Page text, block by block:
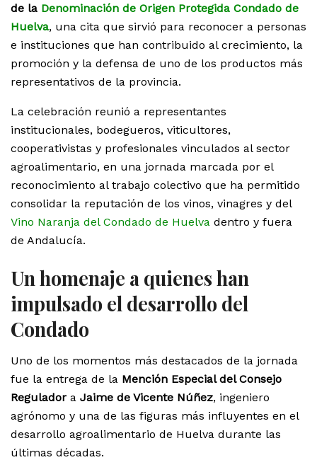
de la Denominación de Origen Protegida Condado de
Huelva, una cita que sirvió para reconocer a personas
e instituciones que han contribuido al crecimiento, la
promoción y la defensa de uno de los productos más
representativos de la provincia.
La celebración reunió a representantes
institucionales, bodegueros, viticultores,
cooperativistas y profesionales vinculados al sector
agroalimentario, en una jornada marcada por el
reconocimiento al trabajo colectivo que ha permitido
consolidar la reputación de los vinos, vinagres y del
Vino Naranja del Condado de Huelva dentro y fuera
de Andalucía.
Un homenaje a quienes han
impulsado el desarrollo del
Condado
Uno de los momentos más destacados de la jornada
fue la entrega de la Mención Especial del Consejo
Regulador a Jaime de Vicente Núñez, ingeniero
agrónomo y una de las figuras más influyentes en el
desarrollo agroalimentario de Huelva durante las
últimas décadas.